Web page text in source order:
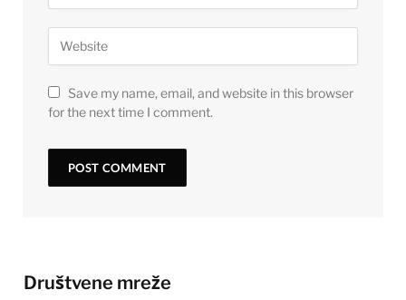
Save my name, email, and website in this browser
for the next time I comment.
Društvene mreže